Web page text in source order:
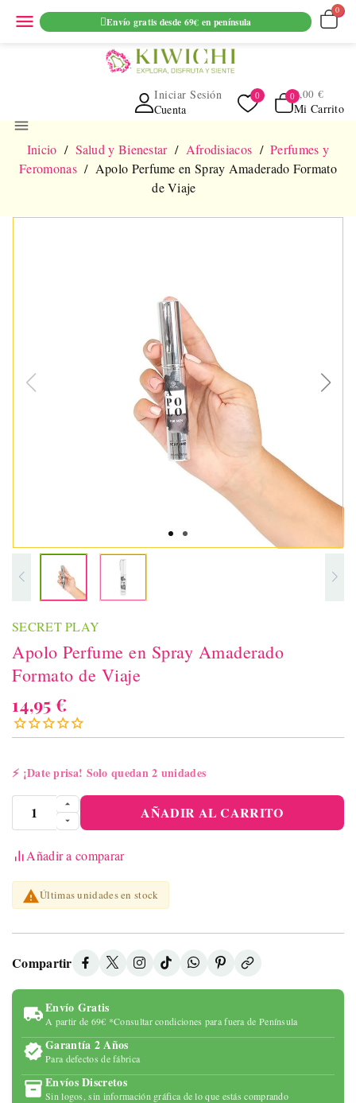
ENVIO GRATUITO EN PEDIDOS SUPERIORES A 69€ EN
PENINSULA
Cuenta
Iniciar Sesión
Mi Carrito
0,00 €
menu
Inicio Salud y Bienestar Afrodisiacos
Perfumes y
Feromonas
Apolo Perfume en Spray Amaderado Formato
de Viaje
SECRET PLAY
Apolo Perfume en Spray Amaderado
Formato de Viaje
14,95 €
⚡ ¡Date prisa! Solo quedan 2 unidades
AÑADIR AL CARRITO
Añadir a comparar
Últimas unidades en stock
Compartir
Envío Gratis
A partir de 69€ *Consultar condiciones para fuera de Península
Garantía 2 Años
Para defectos de fábrica
Envíos Discretos
Sin logos, sin información gráfica de lo que estás comprando
menu Envío gratis desde 69€ en península